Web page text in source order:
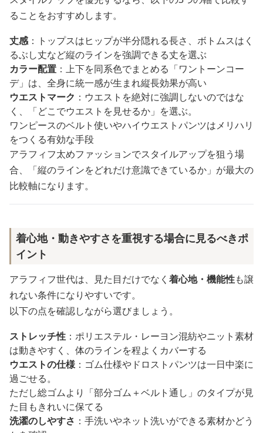
ることをおすすめします。
丈感：トップスはヒップが半分隠れる長さ、ボトムスはく
るぶし丈など縦のラインを強調できる丈を選ぶ
カラー配置 ：上下を同系色でまとめる「ワントーンコー
デ」は、全身に統一感が生まれ縦長効果が高い
ウエストマーク ：ウエストを絶対に強調しないのではな
く、「どこでウエストを見せるか」を選ぶ。
ワンピースのベルト使いやハイウエストパンツはメリハリ
をつくる有効な手段
アラフィフ太めファッションでスタイルアップを狙う場
合、「縦のラインをどれだけ意識できているか」が最大の
比較軸になります。
着心地・動きやすさを重視する場合に見るべきポ
イント
アラフィフ世代は、見た目だけでなく 着心地・機能性も譲
れない条件になりやすいです。
以下の点を確認しながら選びましょう。
ストレッチ性 ：ポリエステル・レーヨン混紡やニット素材
は動きやすく、体のラインを程よくカバーする
ウエストの仕様：ゴム仕様やドロストパンツは一日中楽に
過ごせる。
ただし総ゴムより「部分ゴム＋ベルト通し」のタイプが見
た目もきれいに保てる
洗濯のしやすさ ：手洗いやネット洗いができる素材かどう